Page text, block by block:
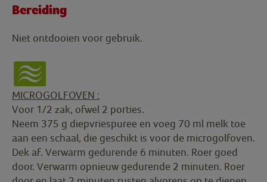
Bereiding
Niet ontdooien voor gebruik.
MICROGOLFOVEN :
Voor 1/2 zak, ofwel 2 porties.
Neem 375 g diepvriespuree en voeg 70 ml melk toe
aan een schaal, die geschikt is voor de microgolfoven.
Dek af. Verwarm gedurende 6 minuten. Roer goed
door. Verwarm opnieuw gedurende 2 minuten. Roer